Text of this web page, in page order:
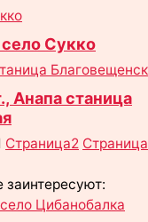
село Сукко
Анапа станица
Страница2 Страница